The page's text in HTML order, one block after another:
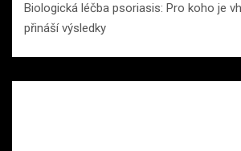
Biologická léčba psoriasis: Pro koho je
přináší výsledky